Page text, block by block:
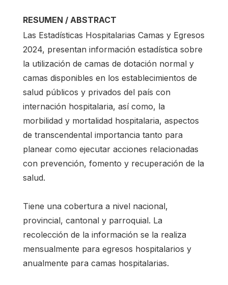
RESUMEN / ABSTRACT
Las Estadísticas Hospitalarias Camas y Egresos
2024, presentan información estadística sobre
la utilización de camas de dotación normal y
camas disponibles en los establecimientos de
salud públicos y privados del país con
internación hospitalaria, así como, la
morbilidad y mortalidad hospitalaria, aspectos
de transcendental importancia tanto para
planear como ejecutar acciones relacionadas
con prevención, fomento y recuperación de la
salud.
Tiene una cobertura a nivel nacional,
provincial, cantonal y parroquial. La
recolección de la información se la realiza
mensualmente para egresos hospitalarios y
anualmente para camas hospitalarias.